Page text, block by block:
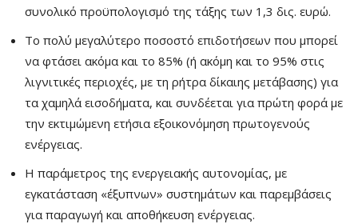
συνολικό προϋπολογισμό της τάξης των 1,3 δις. ευρώ.
Το πολύ μεγαλύτερο ποσοστό επιδοτήσεων που μπορεί
να φτάσει ακόμα και το 85% (ή ακόμη και το 95% στις
λιγνιτικές περιοχές, με τη ρήτρα δίκαιης μετάβασης) για
τα χαμηλά εισοδήματα, και συνδέεται για πρώτη φορά με
την εκτιμώμενη ετήσια εξοικονόμηση πρωτογενούς
ενέργειας.
Η παράμετρος της ενεργειακής αυτονομίας, με
εγκατάσταση «έξυπνων» συστημάτων και παρεμβάσεις
για παραγωγή και αποθήκευση ενέργειας.